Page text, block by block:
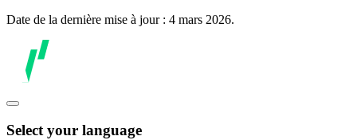
Date de la dernière mise à jour : 4 mars 2026.
Select your language